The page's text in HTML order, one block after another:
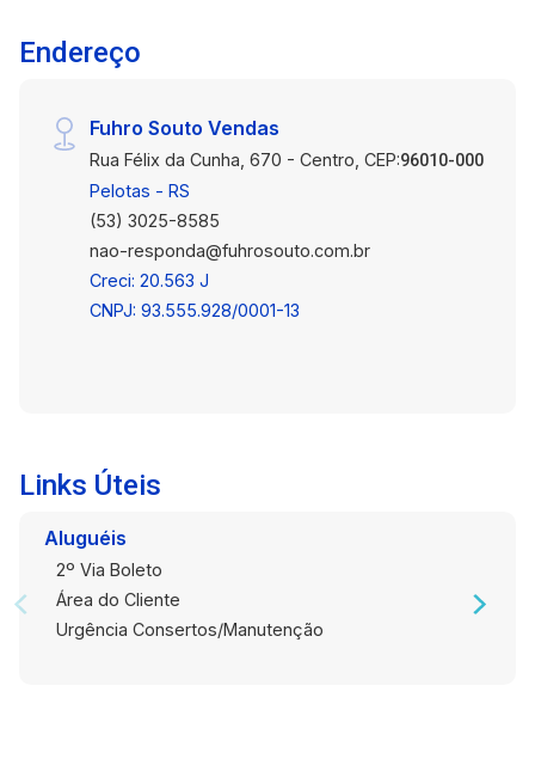
Endereço
Fuhro Souto Vendas
Rua Félix da Cunha, 670 - Centro, CEP:96010-000
Pelotas - RS
(53) 3025-8585
nao-responda@fuhrosouto.com.br
Creci: 20.563 J
CNPJ: 93.555.928/0001-13
Links Úteis
Aluguéis
2º Via Boleto
Área do Cliente
Urgência Consertos/Manutenção